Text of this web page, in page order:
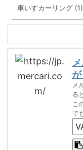
車いすカーリング (1)
メ
る
こ
で